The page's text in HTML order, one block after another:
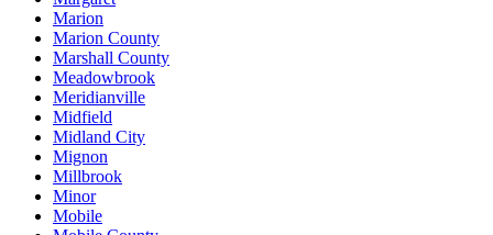
Marion
Marion County
Marshall County
Meadowbrook
Meridianville
Midfield
Midland City
Mignon
Millbrook
Minor
Mobile